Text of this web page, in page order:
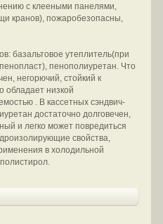
с клееными панелями,
кранов), пожаробезопасны,
базальтовое утеплитель(при
пенополиуретан. Что
негорючий, стойкий к
обладает низкой
. В кассетных сэндвич-
достаточно долговечен,
и легко может повредиться
свойства,
в холодильной